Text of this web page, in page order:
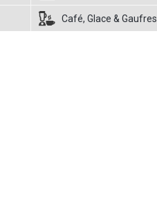
Café, Glace & Gaufres